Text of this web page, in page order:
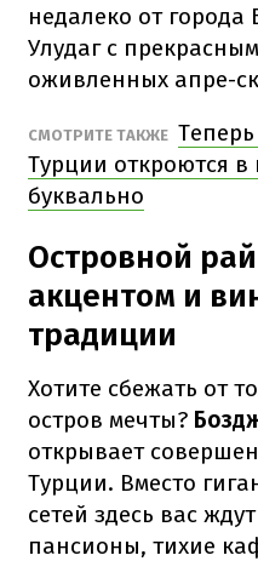
недалеко от города
Улудаг с
оживленных апре-
СМОТРИТЕ ТАКЖЕ
Турции откроются
буквально
Островной
акцентом и
традиции
Хотите сбежать от
остров мечты?
открывает
Турции. Вместо
сетей здесь вас
пансионы, тихие